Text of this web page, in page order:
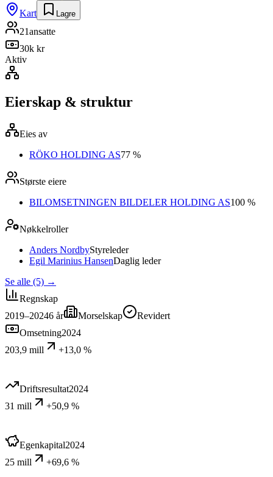
Kart
Lagre
21ansatte
30k kr
Aktiv
Eierskap & struktur
Eies av
RÖKO HOLDING AS77 %
Største eiere
BILOMSETNINGEN BILDELER HOLDING AS100 %
Nøkkelroller
Anders NordbyStyreleder
Egil Marinius HansenDaglig leder
Se alle (5) →
Regnskap
2019–20246 år Morselskap
Revidert
Omsetning2024
203,9 mill
+13,0 %
Driftsresultat2024
31 mill
+50,9 %
Egenkapital2024
25 mill
+69,6 %